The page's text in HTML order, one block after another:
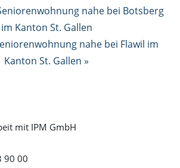
nahe bei Botsberg
im Kanton St. Gallen
nahe bei Flawil im
Kanton St. Gallen »
mit IPM GmbH
90 00